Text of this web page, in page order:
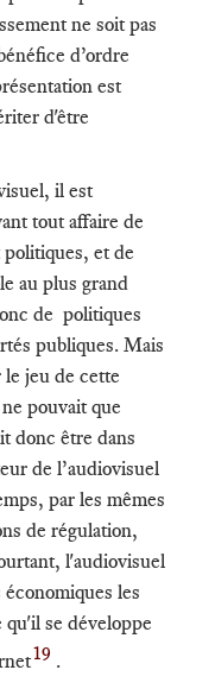
ne soit pas
d’ordre
est
d'être
il est
tout affaire de
et de
au plus grand
de politiques
publiques. Mais
le jeu de cette
pouvait que
donc être dans
de l’audiovisuel
par les mêmes
de régulation,
l'audiovisuel
les
se développe
19 .